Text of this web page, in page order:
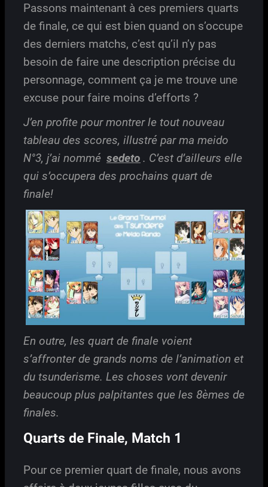
Passons maintenant à ces premiers quarts
de finale, ce qui est bien quand on s’occupe
des derniers matchs, c’est qu’il n’y pas
besoin de faire une description précise du
personnage, comment ça je me trouve une
excuse pour faire moins d’efforts ?
J’en profite pour montrer le tout nouveau
tableau des scores, illustré par ma meido
N°3, j’ai nommé sedeto . C’est d’ailleurs elle
qui s’occupera des prochains quart de
finale!
En outre, les quart de finale voient
s’affronter de grands noms de l’animation et
du tsunderisme. Les choses vont devenir
beaucoup plus palpitantes que les 8èmes de
finales.
Quarts de Finale, Match 1
Pour ce premier quart de finale, nous avons